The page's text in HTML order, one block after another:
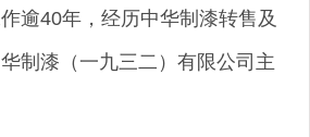
逾40年，经历中华制漆转售及
制漆（一九三二）有限公司主